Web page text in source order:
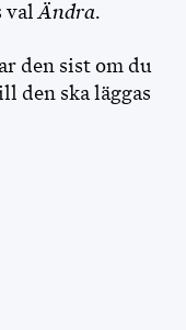
valÄndra.
den sist om du
den ska läggas